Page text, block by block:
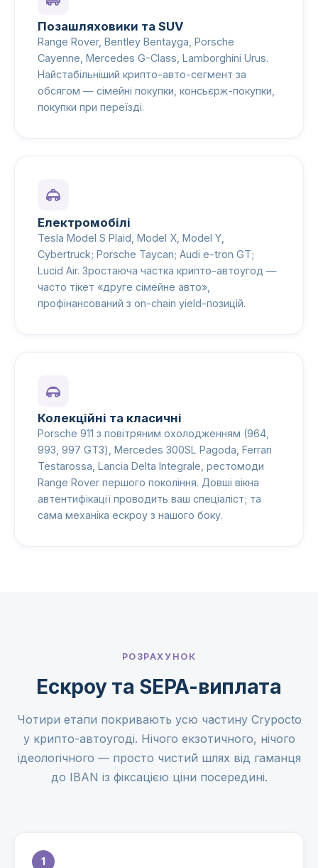
Позашляховики та SUV
Range Rover, Bentley Bentayga, Porsche
Cayenne, Mercedes G-Class, Lamborghini Urus.
Найстабільніший крипто-авто-сегмент за
обсягом — сімейні покупки, консьєрж-покупки,
покупки при переїзді.
Електромобілі
Tesla Model S Plaid, Model X, Model Y,
Cybertruck; Porsche Taycan; Audi e-tron GT;
Lucid Air. Зростаюча частка крипто-автоугод —
часто тікет «друге сімейне авто»,
профінансований з on-chain yield-позицій.
Колекційні та класичні
Porsche 911 з повітряним охолодженням (964,
993, 997 GT3), Mercedes 300SL Pagoda, Ferrari
Testarossa, Lancia Delta Integrale, рестомоди
Range Rover першого покоління. Довші вікна
автентифікації проводить ваш спеціаліст; та
сама механіка ескроу з нашого боку.
РОЗРАХУНОК
Ескроу та SEPA-виплата
Чотири етапи покривають усю частину Crypocto
у крипто-автоугоді. Нічого екзотичного, нічого
ідеологічного — просто чистий шлях від гаманця
до IBAN із фіксацією ціни посередині.